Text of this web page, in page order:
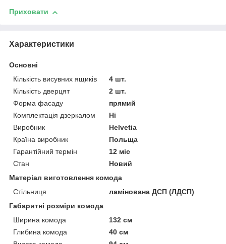
Приховати
Характеристики
Основні
Кількість висувних ящиків
4 шт.
Кількість дверцят
2 шт.
Форма фасаду
прямий
Комплектація дзеркалом
Ні
Виробник
Helvetia
Країна виробник
Польща
Гарантійний термін
12 міс
Стан
Новий
Матеріал виготовлення комода
Стільниця
ламінована ДСП (ЛДСП)
Габаритні розміри комода
Ширина комода
132 см
Глибина комода
40 см